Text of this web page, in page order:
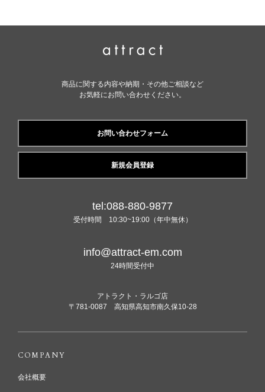
商品に関する内容や納期・その他ご相談など
お気軽にお問い合わせください。
お問い合わせフォーム
新規会員登録
tel:088-880-9877
受付時間 10:30~19:00（年中無休）
info@attract-em.com
24時間受付中
アトラクト・ラルゴ店
〒781-0087 高知県高知市南久保10-28
COMPANY
会社概要